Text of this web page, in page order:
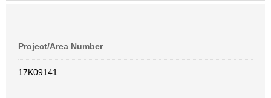
Project/Area Number
17K09141